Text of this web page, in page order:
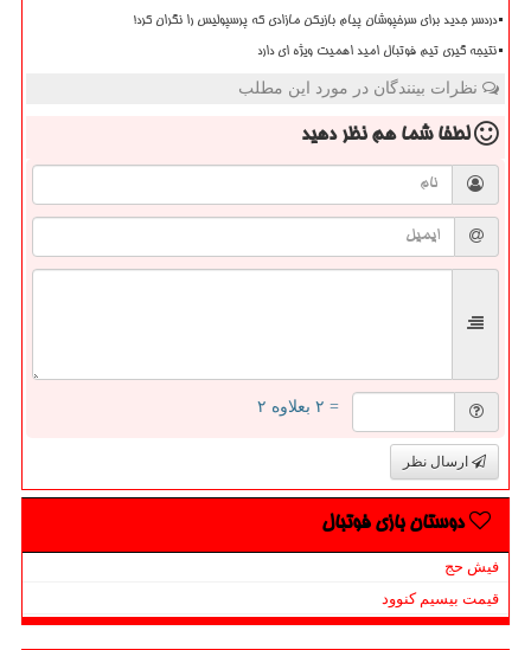
دردسر جدید برای سرخپوشان پیام بازیکن مازادی که پرسپولیس را نگران کرد!
نتیجه گیری تیم فوتبال امید اهمیت ویژه ای دارد
نظرات بینندگان در مورد این مطلب
لطفا شما همنظر دهید
= ۲ بعلاوه ۲
ارسال نظر
دوستان بازی فوتبال
فیش حج
قیمت بیسیم کنوود